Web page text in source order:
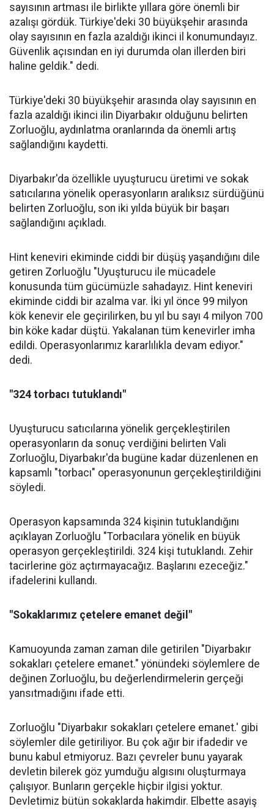
sayısının artması ile birlikte yıllara göre önemli bir
azalışı gördük. Türkiye'deki 30 büyükşehir arasında
olay sayısının en fazla azaldığı ikinci il konumundayız.
Güvenlik açısından en iyi durumda olan illerden biri
haline geldik." dedi.
Türkiye'deki 30 büyükşehir arasında olay sayısının en
fazla azaldığı ikinci ilin Diyarbakır olduğunu belirten
Zorluoğlu, aydınlatma oranlarında da önemli artış
sağlandığını kaydetti.
Diyarbakır'da özellikle uyuşturucu üretimi ve sokak
satıcılarına yönelik operasyonların aralıksız sürdüğünü
belirten Zorluoğlu, son iki yılda büyük bir başarı
sağlandığını açıkladı.
Hint keneviri ekiminde ciddi bir düşüş yaşandığını dile
getiren Zorluoğlu "Uyuşturucu ile mücadele
konusunda tüm gücümüzle sahadayız. Hint keneviri
ekiminde ciddi bir azalma var. İki yıl önce 99 milyon
kök kenevir ele geçirilirken, bu yıl bu sayı 4 milyon 700
bin köke kadar düştü. Yakalanan tüm kenevirler imha
edildi. Operasyonlarımız kararlılıkla devam ediyor."
dedi.
"324 torbacı tutuklandı"
Uyuşturucu satıcılarına yönelik gerçekleştirilen
operasyonların da sonuç verdiğini belirten Vali
Zorluoğlu, Diyarbakır'da bugüne kadar düzenlenen en
kapsamlı "torbacı" operasyonunun gerçekleştirildiğini
söyledi.
Operasyon kapsamında 324 kişinin tutuklandığını
açıklayan Zorluoğlu "Torbacılara yönelik en büyük
operasyon gerçekleştirildi. 324 kişi tutuklandı. Zehir
tacirlerine göz açtırmayacağız. Başlarını ezeceğiz."
ifadelerini kullandı.
"Sokaklarımız çetelere emanet değil"
Kamuoyunda zaman zaman dile getirilen "Diyarbakır
sokakları çetelere emanet." yönündeki söylemlere de
değinen Zorluoğlu, bu değerlendirmelerin gerçeği
yansıtmadığını ifade etti.
Zorluoğlu "Diyarbakır sokakları çetelere emanet.' gibi
söylemler dile getiriliyor. Bu çok ağır bir ifadedir ve
bunu kabul etmiyoruz. Bazı çevreler bunu yayarak
devletin bilerek göz yumduğu algısını oluşturmaya
çalışıyor. Bunların gerçekle hiçbir ilgisi yoktur.
Devletimiz bütün sokaklarda hakimdir. Elbette asayiş